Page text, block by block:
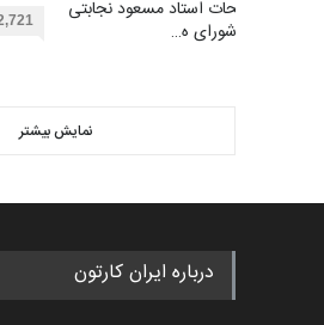
مهلت
دوغان، ترکیه،…
پنجمین مسابقۀ
کارتون CARTUNION ، …
گرگلی باکاس…
گالری حدود یک
توضیحات استاد مسعود نجابتی
عضو شورای ه…
نمایش بیشتر
درباره ایران کارتون